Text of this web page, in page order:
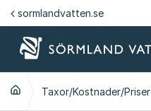
Hoppa till innehåll
sormlandvatten.se
Taxor/Kostnader/Priser